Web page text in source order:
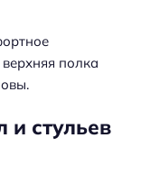
полка
стульев